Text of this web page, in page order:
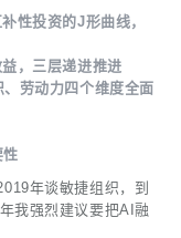
性投资的J形曲线，
，三层递进推进
劳动力四个维度全面
性
年谈敏捷组织，到
我强烈建议要把AI融